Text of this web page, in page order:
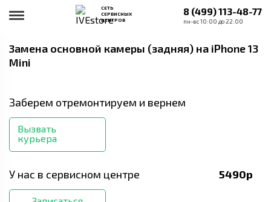
СЕТЬ
СЕРВИСНЫХ
ЦЕНТРОВ
8 (499) 113-48-77
пн-вс 10:00 до 22:00
Замена основной камеры (задняя) на iPhone 13
Mini
Заберем отремонтируем и вернем
Вызвать
курьера
У нас в сервисном центре 5490р